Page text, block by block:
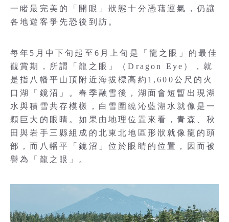
一睹最完美的「開眼」狀態十分憑藉運氣，仍讓
各地遊客爭先恐後到訪。
每年5月中下旬起至6月上旬是「龍之眼」的最佳
觀賞期，所謂「龍之眼」（Dragon Eye），就
是指八幡平山頂附近海拔標高約1,600公尺的火
口湖「鏡沼」。春季融雪後，湖面會短暫出現湖
水與積雪共存模樣，白雪圍繞沁藍湖水就像是一
顆巨大的眼睛。如果由地理位置來看，青森、秋
田與岩手三縣組成的北東北地區形狀就像龍的頭
部，而八幡平「鏡沼」位於眼睛的位置，因而被
譽為「龍之眼」。